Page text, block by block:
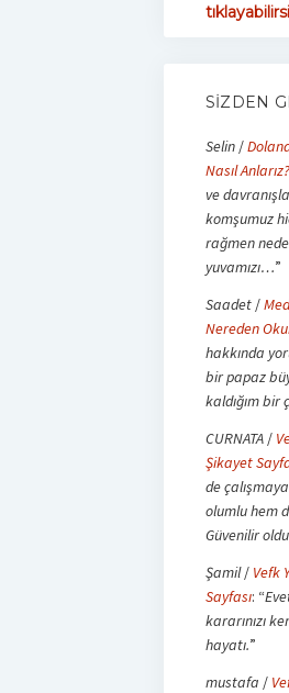
SIZDEN
Selin/
Nasıl Anlarız?
ve
komşumuz
rağmen
yuvamızı…”
Saadet/
Nereden
hakkında
bir papaz
kaldığım bir
CURNATA/
Şikayet
de
olumlu hem
Güvenilir
Şamil/ Vefk
Sayfası: “
kararınızı
hayatı.”
mustafa /